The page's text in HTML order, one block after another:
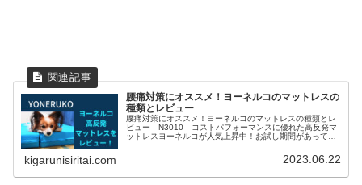
腰痛対策にオススメ！ヨーネルコのマットレスの
種類とレビュー
腰痛対策にオススメ！ヨーネルコのマットレスの種類とレ
ビュー N3010 コストパフォーマンスに優れた高反発マ
ットレスヨーネルコが人気上昇中！お試し期間があって返
kigarunisiritai.com 2023.06.22